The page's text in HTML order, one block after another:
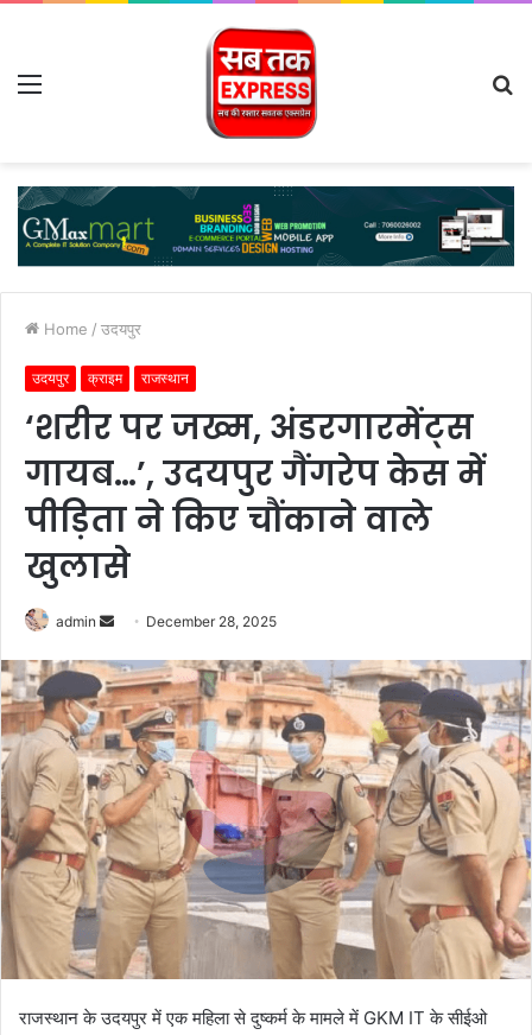
Menu
Home / उदयपुर
उदयपुर क्राइम राजस्थान
‘शरीर पर जख्म, अंडरगारमेंट्स
गायब…’, उदयपुर गैंगरेप केस में
पीड़िता ने किए चौंकाने वाले
खुलासे
admin
Send
email
December 28, 2025
राजस्थान के उदयपुर में एक महिला से दुष्कर्म के मामले में GKM IT के सीईओ